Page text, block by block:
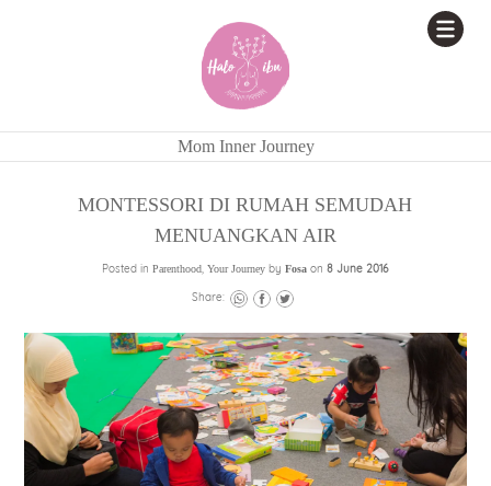
Mom Inner Journey
MONTESSORI DI RUMAH SEMUDAH
MENUANGKAN AIR
Posted inParenthood,Your Journey byFosa on8 June 2016
Share: